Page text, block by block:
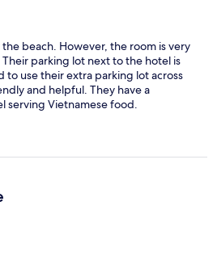
beach. However, the room is very
parking lot next to the hotel is
to use their extra parking lot across
and helpful. They have a
serving Vietnamese food.